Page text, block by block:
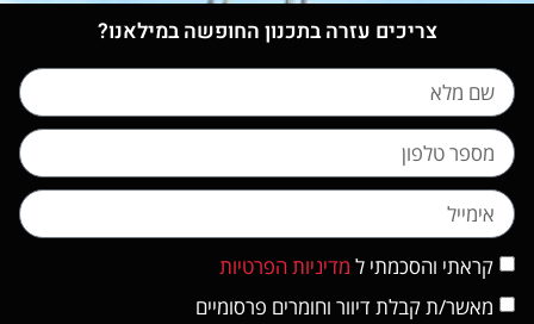
צריכים עזרה בתכנון החופשה במילאנו?
קראתי והסכמתי ל מדיניות הפרטיות
מאשר/ת קבלת דיוור וחומרים פרסומיים